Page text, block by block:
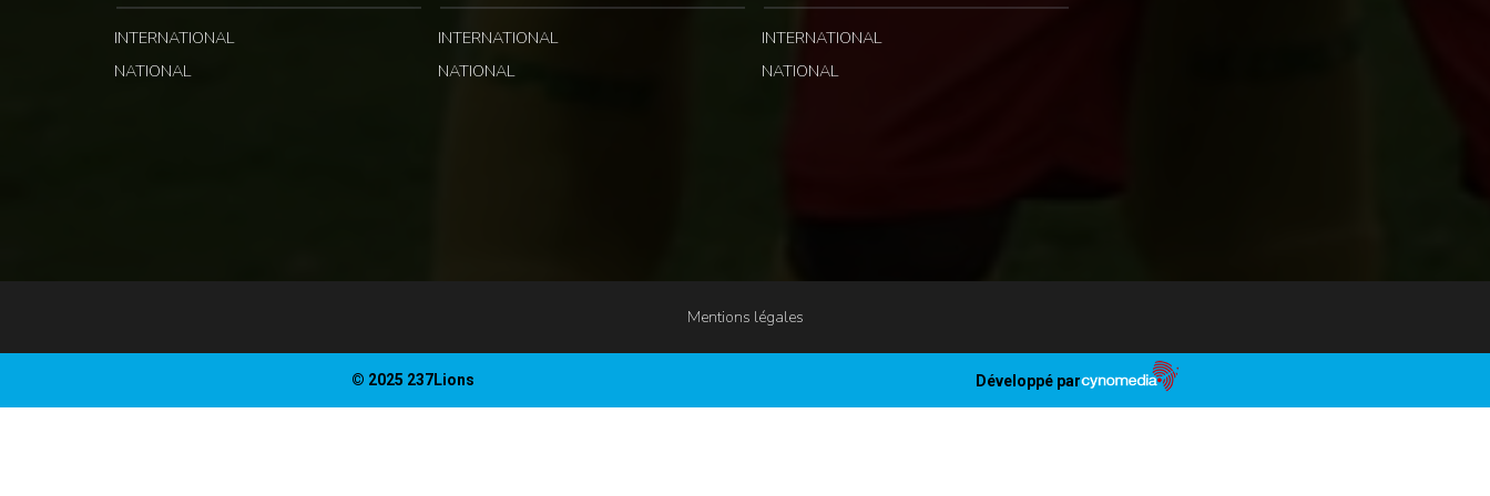
INTERNATIONAL
NATIONAL
INTERNATIONAL
NATIONAL
INTERNATIONAL
NATIONAL
Mentions légales
© 2025 237Lions Développé par